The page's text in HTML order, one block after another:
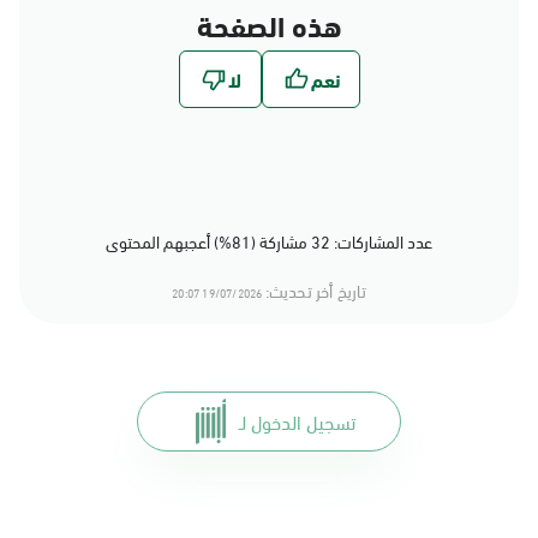
هذه الصفحة
عدد المشاركات: 32 مشاركة (81%) أعجبهم المحتوى
تاريخ أخر تحديث: 19/07/2026 20:07
تسجيل الدخول لـ